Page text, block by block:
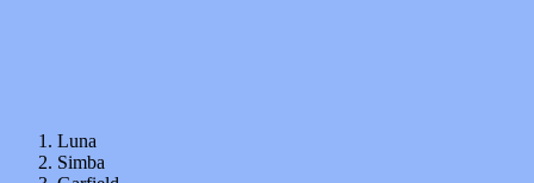
Luna
Simba